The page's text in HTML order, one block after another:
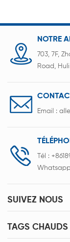
NOTRE
703, 7F,
Road,
Email :
Tél :
SUIVEZ NOUS
TAGS CHAUDS